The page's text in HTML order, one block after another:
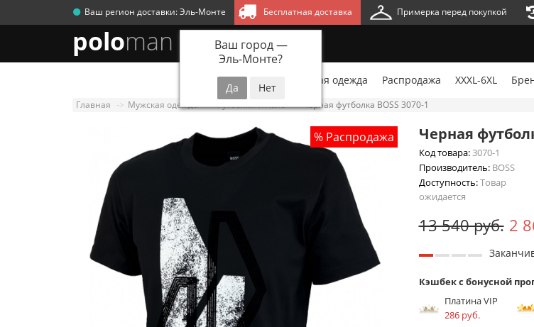
Ваш регион доставки:Эль-Монте
Ваш город —
Эль-Монте?
Бесплатная доставка Примерка перед покупкой
poloman
Новинки Мужская одежда Распродажа XXXL-6XL
Главная Мужская одежда Футболки и поло Черная футболка BOSS 3070-1
% Распродажа Черная
Код товара:3070-1
Производитель:BOSS
Доступность:Товар
ожидается
13 540 руб. 2
Кэшбек с бонусной
Платина VIP
286 руб.